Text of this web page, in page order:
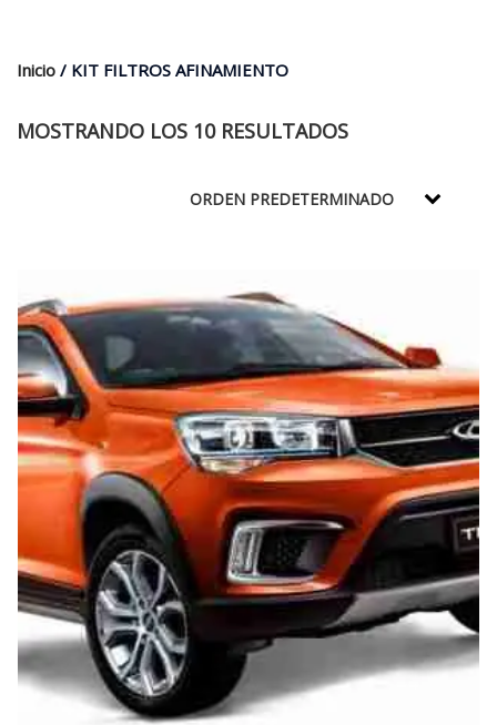
Inicio / KIT FILTROS AFINAMIENTO
MOSTRANDO LOS 10 RESULTADOS